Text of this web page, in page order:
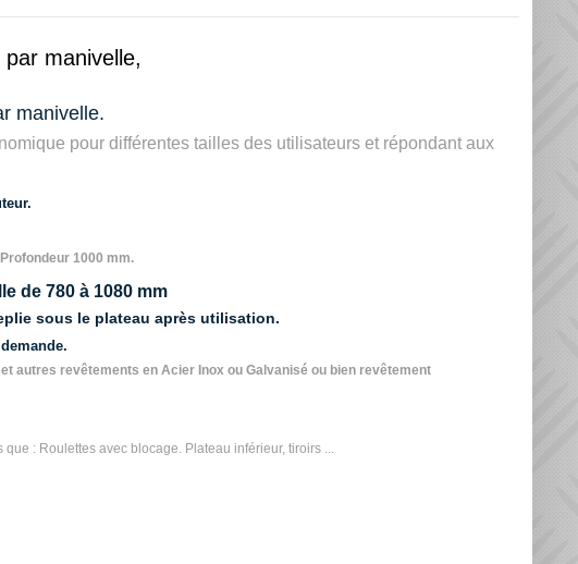
manivelle,
manivelle.
pour différentes tailles des utilisateurs et répondant aux
1000 mm.
de 780 à 1080 mm
sous le plateau après utilisation.
autres revêtements en Acier Inox ou Galvanisé ou bien revêtement
que : Roulettes avec blocage. Plateau inférieur, tiroirs ...